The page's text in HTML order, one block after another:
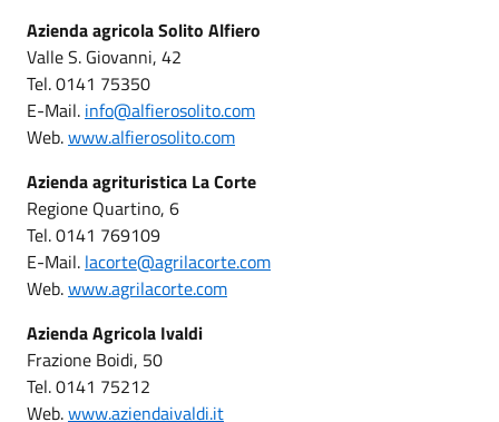
Azienda agricola Solito Alfiero
Valle S. Giovanni, 42
Tel. 0141 75350
E-Mail. info@alfierosolito.com
Web.www.alfierosolito.com
Azienda agrituristica La Corte
Regione Quartino, 6
Tel. 0141 769109
E-Mail. lacorte@agrilacorte.com
Web.www.agrilacorte.com
Azienda Agricola Ivaldi
Frazione Boidi, 50
Tel. 0141 75212
Web.www.aziendaivaldi.it